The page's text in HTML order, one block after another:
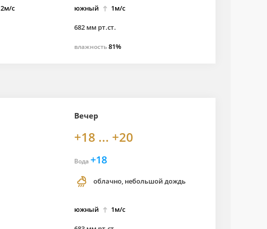
2м/с южный 1м/с
682 мм рт.ст.
влажность81%
Вечер
+18 ... +20
Вода +18
облачно, небольшой дождь
южный 1м/с